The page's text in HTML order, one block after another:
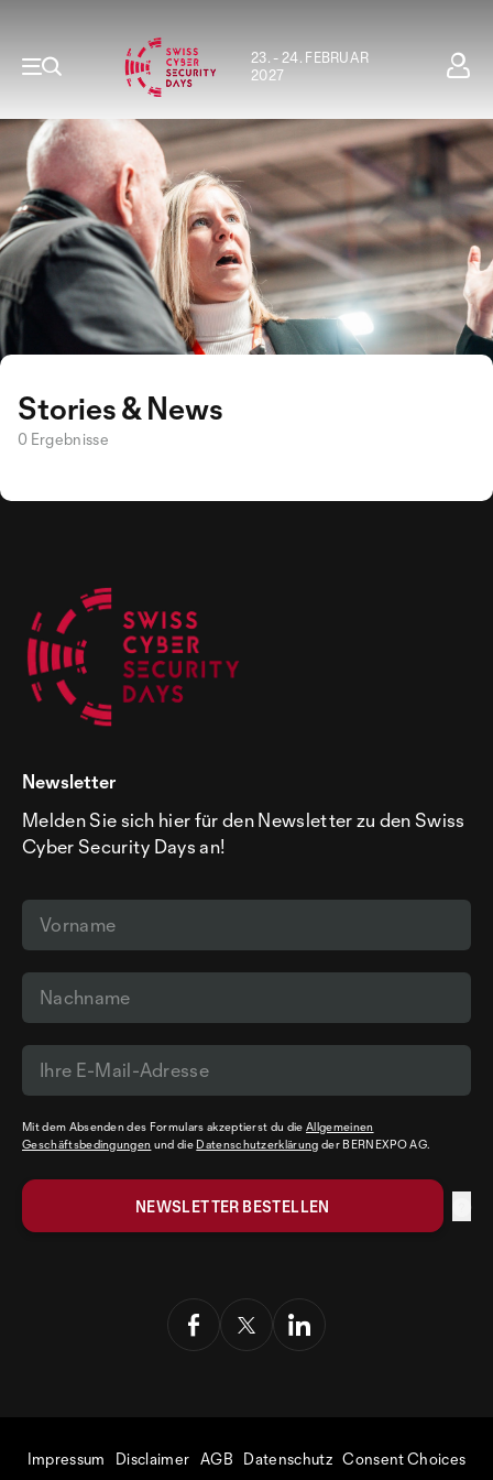
23. - 24. FEBRUAR
2027
Stories & News
0 Ergebnisse
Newsletter
Melden Sie sich hier für den Newsletter zu den Swiss
Cyber Security Days an!
Mit dem Absenden des Formulars akzeptierst du dieAllgemeinen
Geschäftsbedingungen und die Datenschutzerklärung der BERNEXPO AG.
Impressum Disclaimer AGB Datenschutz Consent Choices